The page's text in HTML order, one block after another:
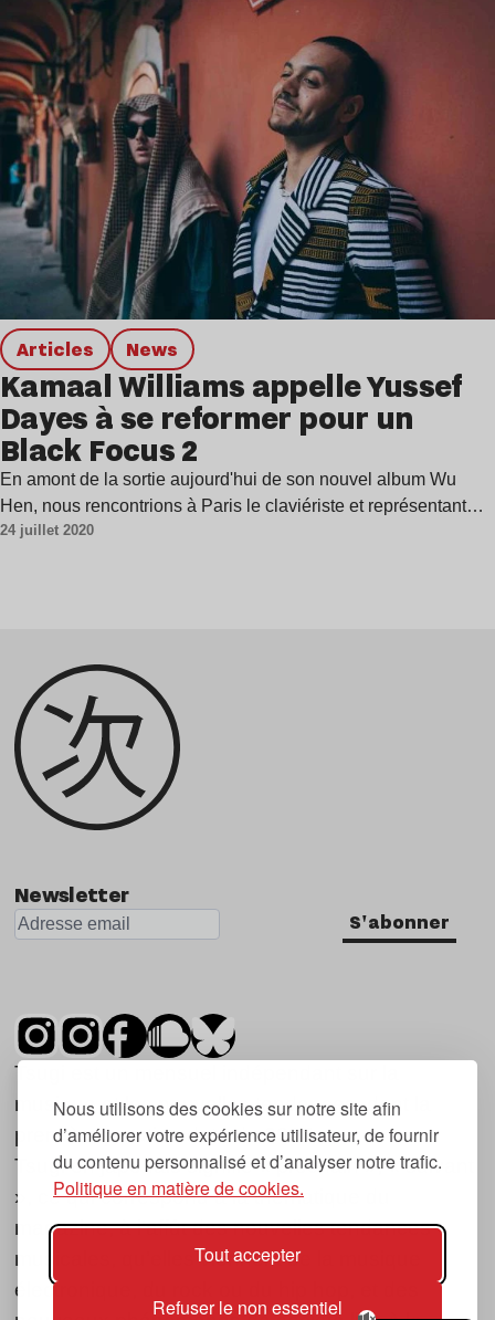
Nous utilisons des cookies sur notre site afin
d’améliorer votre expérience utilisateur, de fournir
du contenu personnalisé et d’analyser notre trafic.
Politique en matière de cookies.
Tout accepter
Refuser le non essentiel
Articles news
Kamaal Williams appelle Yussef
Dayes à se reformer pour un
Black Focus 2
En amont de la sortie aujourd'hui de son nouvel album Wu
Hen, nous rencontrions à Paris le claviériste et représentant…
24 juillet 2020
Newsletter
S'abonner
Tsugi est un mensuel indépendant sur la
musique et les nouvelles tendances, dont la
première parution date de 2007.
Tsugi en japonais signifie « prochain », « suivant
», ce qui correspond à la thématique du
magazine, à l’affût des nouvelles tendances
musicales, qu’elles viennent de la musique
électronique, du rock ou du hip hop, et des